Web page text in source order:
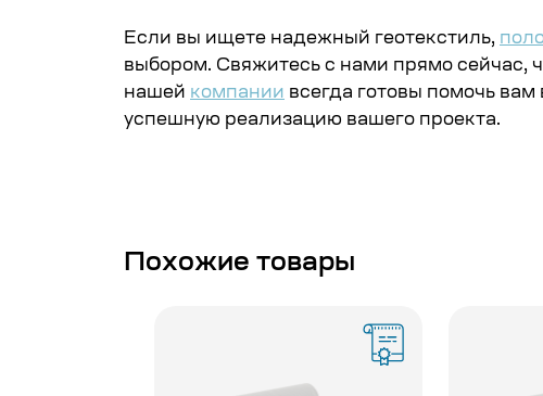
Если вы ищете надежный геотекстиль,
выбором. Свяжитесь с нами прямо сейчас,
нашей компании всегда готовы помочь
успешную реализацию вашего проекта.
Похожие товары